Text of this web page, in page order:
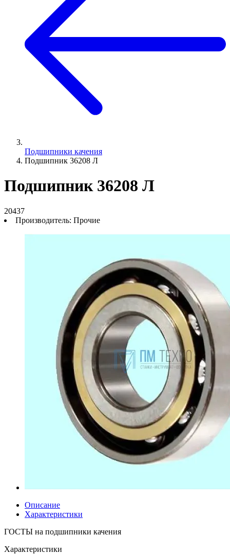
Подшипники качения
Подшипник 36208 Л
Подшипник 36208 Л
20437
Производитель: Прочие
Описание
Характеристики
ГОСТЫ на подшипники качения
Характеристики